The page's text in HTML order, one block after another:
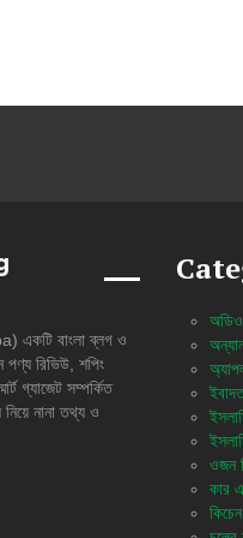
একটি বাংলা ব্লগ ও
পণ্য রিভিউ, শপিং
গ্যাজেট সম্পর্কিত
নানা তথ্য ও
অডিও
ওজন
কার